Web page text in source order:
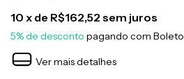
10 x de R$162,52 sem juros
5% de desconto pagando com Boleto
Ver mais detalhes